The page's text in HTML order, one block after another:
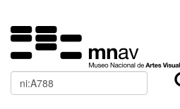
Buscar